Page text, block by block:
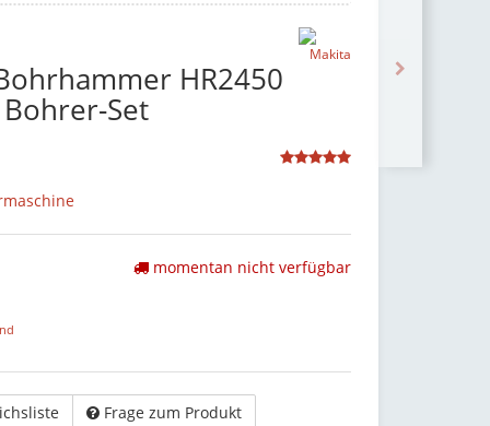
HR2450
Set
momentan nicht verfügbar
Frage zum Produkt